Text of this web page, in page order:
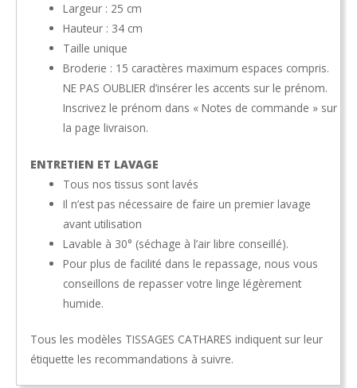
Largeur : 25 cm
Hauteur : 34 cm
Taille unique
Broderie : 15 caractères maximum espaces compris.
NE PAS OUBLIER d’insérer les accents sur le prénom.
Inscrivez le prénom dans « Notes de commande » sur
la page livraison.
ENTRETIEN ET LAVAGE
Tous nos tissus sont lavés
Il n’est pas nécessaire de faire un premier lavage
avant utilisation
Lavable à 30° (séchage à l’air libre conseillé).
Pour plus de facilité dans le repassage, nous vous
conseillons de repasser votre linge légèrement
humide.
Tous les modèles TISSAGES CATHARES indiquent sur leur
étiquette les recommandations à suivre.